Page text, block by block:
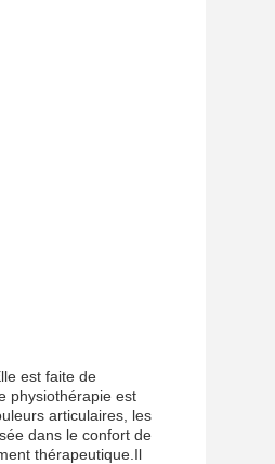
est faite de
physiothérapie est
articulaires, les
dans le confort de
thérapeutique.Il